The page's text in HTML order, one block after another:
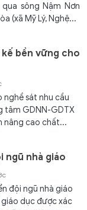
sông Nậm Nơn
(xã Mỹ Lý, Nghệ...
bền vững cho
sát nhu cầu
tâm GDNN-GDTX
nâng cao chất...
ngũ nhà giáo
đội ngũ nhà giáo
giáo dục được xác